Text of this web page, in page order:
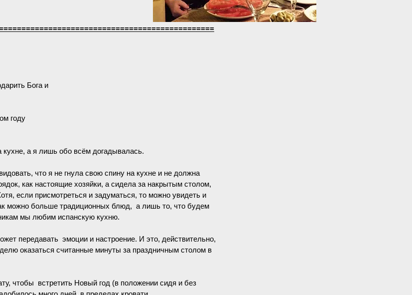
Бога и
году
а я лишь обо всём догадывалась.
что я не гнула свою спину на кухне и не должна
как настоящие хозяйки, а сидела за накрытым столом,
если присмотреться и задуматься, то можно увидеть и
можно больше традиционных блюд, а лишь то, что будем
мы любим испанскую кухню.
передавать эмоции и настроение. И это, действительно,
оказаться считанные минуты за праздничным столом в
чтобы встретить Новый год (в положении сидя и без